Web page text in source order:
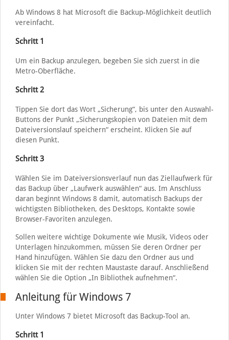
Ab Windows 8 hat Microsoft die Backup-Möglichkeit deutlich
vereinfacht.
Schritt 1
Um ein Backup anzulegen, begeben Sie sich zuerst in die
Metro-Oberfläche.
Schritt 2
Tippen Sie dort das Wort „Sicherung“, bis unter den Auswahl-
Buttons der Punkt „Sicherungskopien von Dateien mit dem
Dateiversionslauf speichern“ erscheint. Klicken Sie auf
diesen Punkt.
Schritt 3
Wählen Sie im Dateiversionsverlauf nun das Ziellaufwerk für
das Backup über „Laufwerk auswählen“ aus. Im Anschluss
daran beginnt Windows 8 damit, automatisch Backups der
wichtigsten Bibliotheken, des Desktops, Kontakte sowie
Browser-Favoriten anzulegen.
Sollen weitere wichtige Dokumente wie Musik, Videos oder
Unterlagen hinzukommen, müssen Sie deren Ordner per
Hand hinzufügen. Wählen Sie dazu den Ordner aus und
klicken Sie mit der rechten Maustaste darauf. Anschließend
wählen Sie die Option „In Bibliothek aufnehmen“.
Anleitung für Windows 7
Unter Windows 7 bietet Microsoft das Backup-Tool an.
Schritt 1